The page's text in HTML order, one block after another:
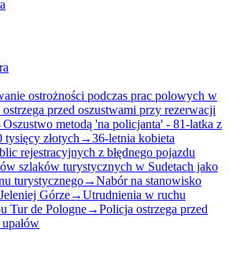
ostrożności podczas prac polowych w
przed oszustwami przy rezerwacji
Oszustwo metodą 'na policjanta' - 81-latka z
tysięcy złotych →36-letnia kobieta
rejestracyjnych z błędnego pojazdu
szlaków turystycznych w Sudetach jako
turystycznego→Nabór na stanowisko
Górze→Utrudnienia w ruchu
Tur de Pologne→Policja ostrzega przed